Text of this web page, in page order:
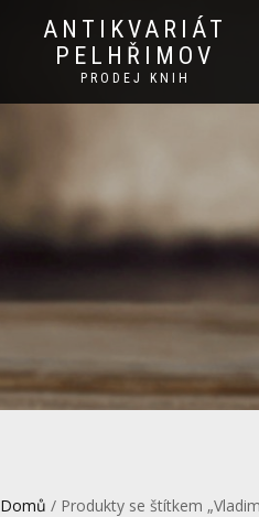
ANTIKVARIÁT
PELHŘIMOV
PRODEJ KNIH
Domů / Produkty se štítkem